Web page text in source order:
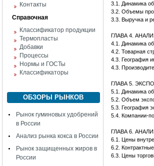
Контакты
Справочная
Классификатор продукции
Термопласты
Добавки
Процессы
Нормы и ГОСТы
Классификаторы
ОБЗОРЫ РЫНКОВ
Рынок гуминовых удобрений
в России
Анализ рынка кокса в России
Рынок защищенных жиров в
России
3.1. Динамика
3.2. Объемы
3.3. Выручка и
ГЛАВА 4.
4.1. Динамика
4.2. Товарная
4.3. География
4.3.
ГЛАВА 5.
5.1. Динамика
5.2. Объем
5.3. География
5.4. Компании-
ГЛАВА 6.
6.1. Цены
6.2.
6.3. Цены